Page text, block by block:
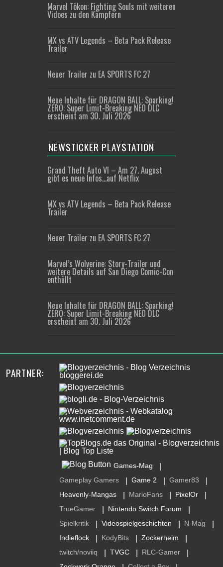
Marvel Tōkon: Fighting Souls mit weiteren
Vidoes zu den Kämpfern
MX vs ATV Legends – Beta Pack Release
Trailer
Neuer Trailer zu EA SPORTS FC 27
Neue Inhalte für DRAGON BALL: Sparking!
ZERO: Super Limit-Breaking NEO DLC
erscheint am 30. Juli 2026
NEWSTICKER PLAYSTATION
Grand Theft Auto VI – Am 27. August
gibt es neue Infos…auf Netflix
MX vs ATV Legends – Beta Pack Release
Trailer
Neuer Trailer zu EA SPORTS FC 27
Marvel’s Wolverine: Story-Trailer und
weitere Details auf San Diego Comic-Con
enthüllt
Neue Inhalte für DRAGON BALL: Sparking!
ZERO: Super Limit-Breaking NEO DLC
erscheint am 30. Juli 2026
PARTNER:
Games-Mag
Gameplay Gamers Game 2 Gamer83
Heavenly-Mangas MarioFans PixelOr
TrueGamer Nintendo Switch Forum
Spielkritik Videospielgeschichten N-Mag
Indieflock KodyBits Zockerheim
twitch/noviiq TVGC RLC-Gamer